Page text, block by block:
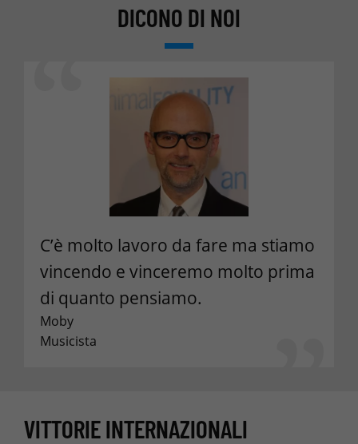
DICONO DI NOI
C’è molto lavoro da fare ma stiamo
vincendo e vinceremo molto prima
di quanto pensiamo.
Moby
Musicista
VITTORIE INTERNAZIONALI